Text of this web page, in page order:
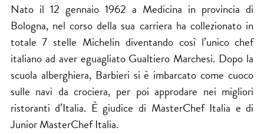
Nato il 12 gennaio 1962 a Medicina in provincia di
Bologna, nel corso della sua carriera ha collezionato in
totale 7 stelle Michelin diventando così l’unico chef
italiano ad aver eguagliato Gualtiero Marchesi. Dopo la
scuola alberghiera, Barbieri si è imbarcato come cuoco
sulle navi da crociera, per poi approdare nei migliori
ristoranti d’Italia. È giudice di MasterChefItalia e di
Junior MasterChef Italia.